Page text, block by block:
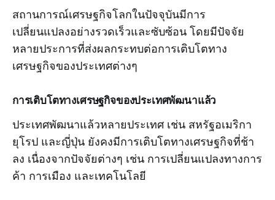
สถานการณ์เศรษฐกิจโลกในปัจจุบันมีการ
เปลี่ยนแปลงอย่างรวดเร็วและซับซ้อน โดยมีปัจจัย
หลายประการที่ส่งผลกระทบต่อการเติบโตทาง
เศรษฐกิจของประเทศต่างๆ
การเติบโตทางเศรษฐกิจของประเทศพัฒนาแล้ว
ประเทศพัฒนาแล้วหลายประเทศ เช่น สหรัฐอเมริกา
ยุโรป และญี่ปุ่น ยังคงมีการเติบโตทางเศรษฐกิจที่ช้า
ลง เนื่องจากปัจจัยต่างๆ เช่น การเปลี่ยนแปลงทางการ
ค้า การเมือง และเทคโนโลยี